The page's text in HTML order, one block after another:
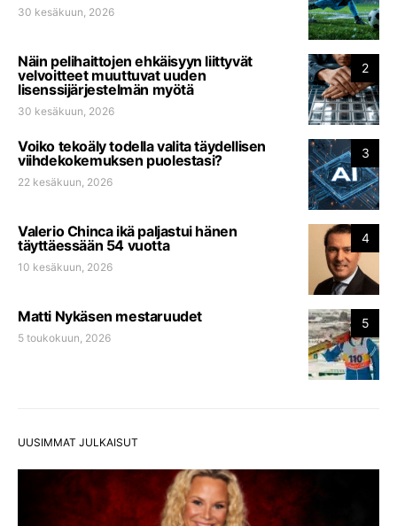
30 kesäkuun, 2026
2
Näin pelihaittojen ehkäisyyn liittyvät
velvoitteet muuttuvat uuden
lisenssijärjestelmän myötä
30 kesäkuun, 2026
3
Voiko tekoäly todella valita täydellisen
viihdekokemuksen puolestasi?
22 kesäkuun, 2026
4
Valerio Chinca ikä paljastui hänen
täyttäessään 54 vuotta
10 kesäkuun, 2026
5
Matti Nykäsen mestaruudet
5 toukokuun, 2026
UUSIMMAT JULKAISUT